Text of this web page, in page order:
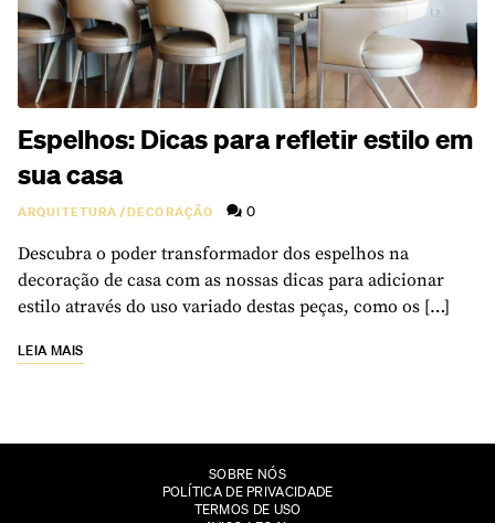
Espelhos: Dicas para refletir estilo em
sua casa
ARQUITETURA/DECORAÇÃO 0
Descubra o poder transformador dos espelhos na
decoração de casa com as nossas dicas para adicionar
estilo através do uso variado destas peças, como os […]
LEIA MAIS
SOBRE NÓS
POLÍTICA DE PRIVACIDADE
TERMOS DE USO